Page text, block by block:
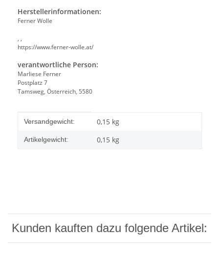
Herstellerinformationen:
Ferner Wolle
, ,
https://www.ferner-wolle.at/
verantwortliche Person:
Marliese Ferner
Postplatz 7
Tamsweg, Österreich, 5580
Produkteigenschaft
Wert
Versandgewicht: 0,15 kg
Artikelgewicht: 0,15 kg
Kunden kauften dazu folgende Artikel: